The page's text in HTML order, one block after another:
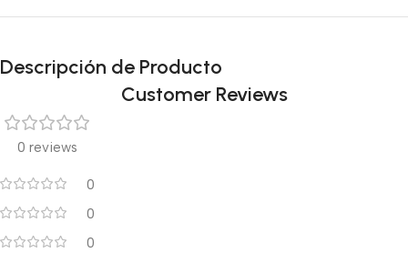
Descripción de Producto
Customer Reviews
0 reviews
0
0
0